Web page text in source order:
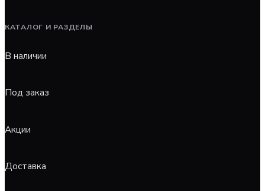
КАТАЛОГ И РАЗДЕЛЫ
В наличии
Под заказ
Акции
Доставка